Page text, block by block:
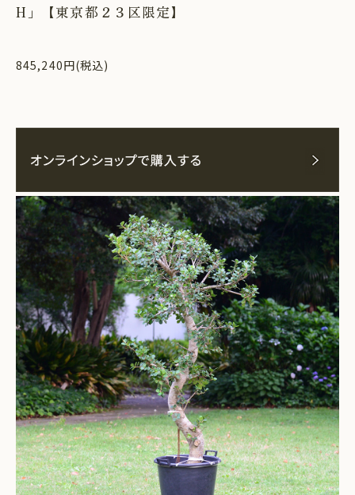
H」【東京都２３区限定】
845,240円(税込)